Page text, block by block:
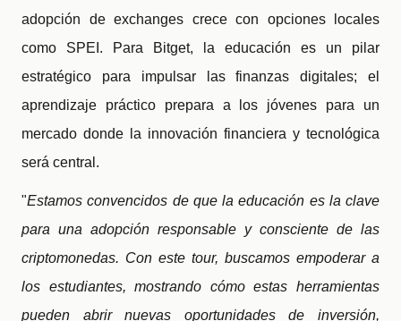
adopción de exchanges crece con opciones locales
como SPEI. Para Bitget, la educación es un pilar
estratégico para impulsar las finanzas digitales; el
aprendizaje práctico prepara a los jóvenes para un
mercado donde la innovación financiera y tecnológica
será central.
"Estamos convencidos de que la educación es la clave
para una adopción responsable y consciente de las
criptomonedas. Con este tour, buscamos empoderar a
los estudiantes, mostrando cómo estas herramientas
pueden abrir nuevas oportunidades de inversión,